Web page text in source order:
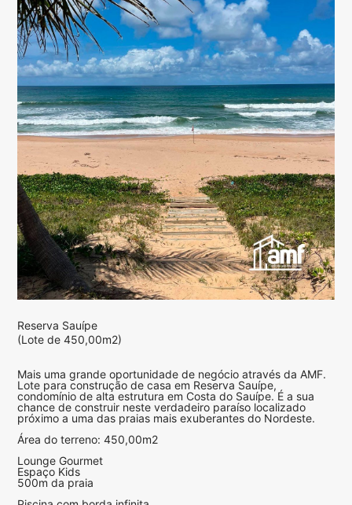
Reserva Sauípe
(Lote de 450,00m2)
Mais uma grande oportunidade de negócio através da AMF.
Lote para construção de casa em Reserva Sauípe,
condomínio de alta estrutura em Costa do Sauípe. É a sua
chance de construir neste verdadeiro paraíso localizado
próximo a uma das praias mais exuberantes do Nordeste.
Área do terreno: 450,00m2
Lounge Gourmet
Espaço Kids
500m da praia